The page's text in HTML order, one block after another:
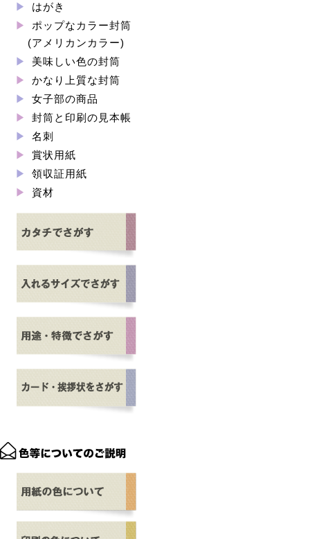
はがき
ポップなカラー封筒
(アメリカンカラー)
美味しい色の封筒
かなり上質な封筒
女子部の商品
封筒と印刷の見本帳
名刺
賞状用紙
領収証用紙
資材